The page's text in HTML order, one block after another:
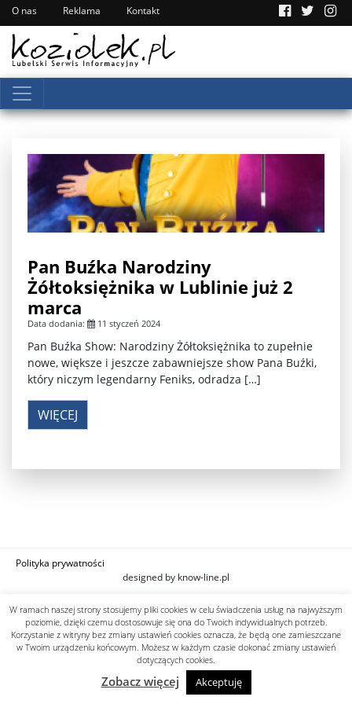
O nas Reklama Kontakt
Pan Buźka Narodziny
Żółtoksiężnika w Lublinie już 2
marca
Data dodania: 11 styczeń 2024
Pan Buźka Show: Narodziny Żółtoksiężnika to zupełnie
nowe, większe i jeszcze zabawniejsze show Pana Buźki,
który niczym legendarny Feniks, odradza […]
WIĘCEJ
Polityka prywatności
designed by know-line.pl
W ramach naszej strony stosujemy pliki cookies w celu świadczenia usług na najwyższym
poziomie, dzięki czemu dostosowuje się ona do Twoich indywidualnych potrzeb.
Korzystanie z witryny bez zmiany ustawień cookies oznacza, że będą one zamieszczane
w Twoim urządzeniu końcowym. Możesz w każdym czasie dokonać zmiany ustawień
dotyczących cookies.
Zobacz więcej Akceptuję